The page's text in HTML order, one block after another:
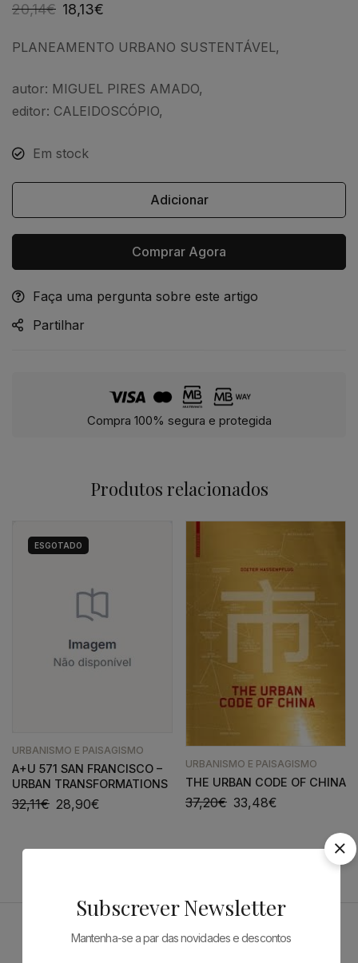
20,14€ 18,13€
PLANEAMENTO URBANO SUSTENTÁVEL,
autor: MIGUEL PIRES AMADO,
editor: CALEIDOSCÓPIO,
Em stock
Adicionar
Comprar Agora
Alternative:
Faça uma pergunta sobre este artigo
Partilhar
Compra 100% segura e protegida
Produtos relacionados
ESGOTADO
URBANISMO E PAISAGISMO
A+U 571 SAN FRANCISCO –
URBAN TRANSFORMATIONS
32,11€ 28,90€
URBANISMO E PAISAGISMO
THE URBAN CODE OF CHINA
37,20€ 33,48€
Patrocinadores
Subscrever Newsletter
Mantenha-se a par das novidades e descontos